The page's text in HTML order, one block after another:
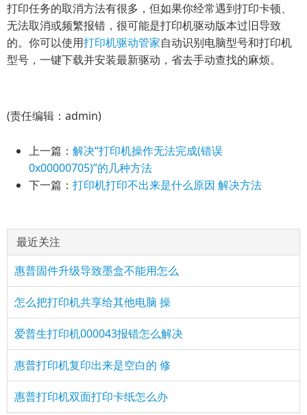
打印任务的取消方法有很多，但如果你经常遇到打印卡顿、
无法取消或频繁报错，很可能是打印机驱动版本过旧导致
的。你可以使用打印机驱动管家自动识别电脑型号和打印机
型号，一键下载并安装最新驱动，省去手动查找的麻烦。
(责任编辑：admin)
上一篇： 解决“打印机操作无法完成(错误
0x00000705)”的几种方法
下一篇： 打印机打印不出来是什么原因 解决方法
最近关注
惠普固件升级导致墨盒不能用怎么
怎么把打印机共享给其他电脑 操
爱普生打印机000043报错怎么解决
惠普打印机复印出来是空白的 修
惠普打印机双面打印卡纸怎么办